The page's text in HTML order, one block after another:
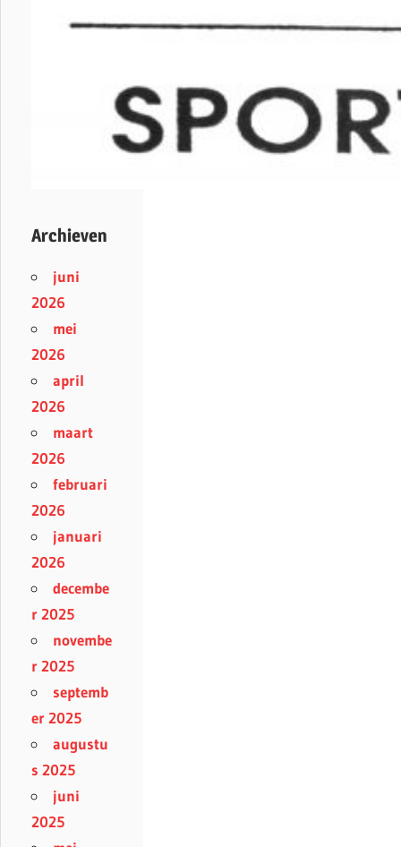
Archieven
juni
2026
mei
2026
april
2026
maart
2026
februari
2026
januari
2026
decembe
r 2025
novembe
r 2025
septemb
er 2025
augustu
s 2025
juni
2025